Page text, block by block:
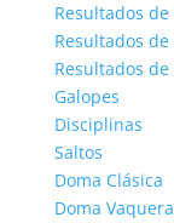
Resultados de
Resultados de
Resultados de
Galopes
Disciplinas
Saltos
Doma Clásica
Doma Vaquera